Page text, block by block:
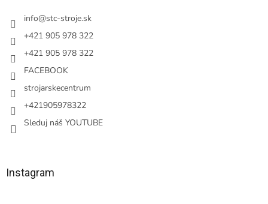
info@stc-stroje.sk
+421 905 978 322
+421 905 978 322
FACEBOOK
strojarskecentrum
+421905978322
Sleduj náš YOUTUBE
Instagram